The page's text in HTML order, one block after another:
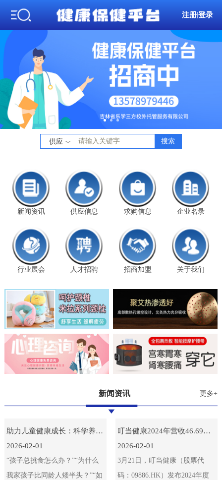
注册 |登录
供应 搜索
新闻资讯 供应信息 求购信息 企业名录
行业展会 人才招聘 招商加盟 关于我们
新闻资讯 更多+
助力儿童健康成长：科学养育指南
2026-02-01
“孩子总挑食怎么办？”“为什么
我家孩子比同龄人矮半头？”“如
叮当健康2024年营收46.69亿，毛利额创新高达15.38亿
2026-02-01
3月21日，叮当健康（股票代
码：09886.HK）发布2024年度